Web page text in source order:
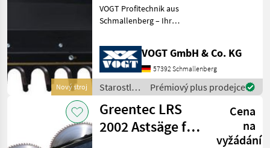
Nový stroj
/Radlader
/Traktor
VOGT Profitechnik aus
Schmallenberg – Ihr
professionelle
Landschaftspflegetechnik =
Mehrere VOGT-Standorte +
100 Servicepartner in
Deutsch
VOGT GmbH & Co. KG
57392 Schmallenberg
Starostlivosť
o stromy /
Greentec
Prémiový plus prodejce
Greentec LRS
2002 Astsäge für
Cena
na
vyžádání